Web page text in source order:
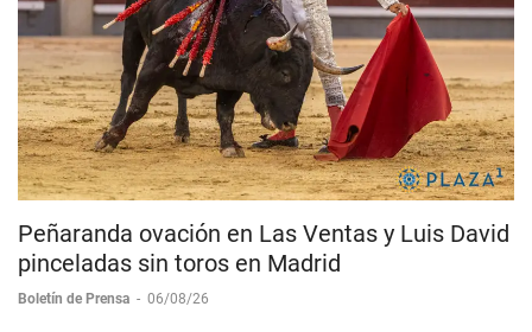
Peñaranda ovación en Las Ventas y Luis David
pinceladas sin toros en Madrid
Boletín de Prensa - 06/08/26